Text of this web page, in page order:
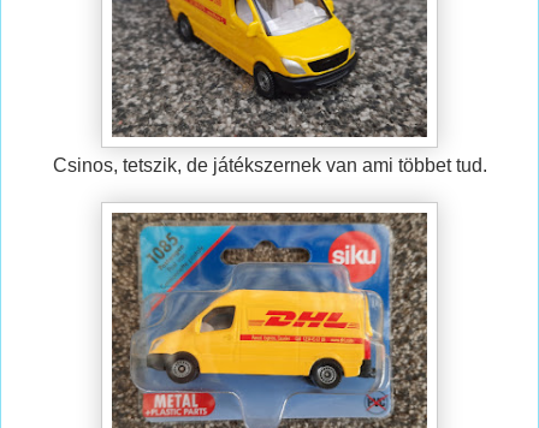
Csinos, tetszik, de játékszernek van ami többet tud.